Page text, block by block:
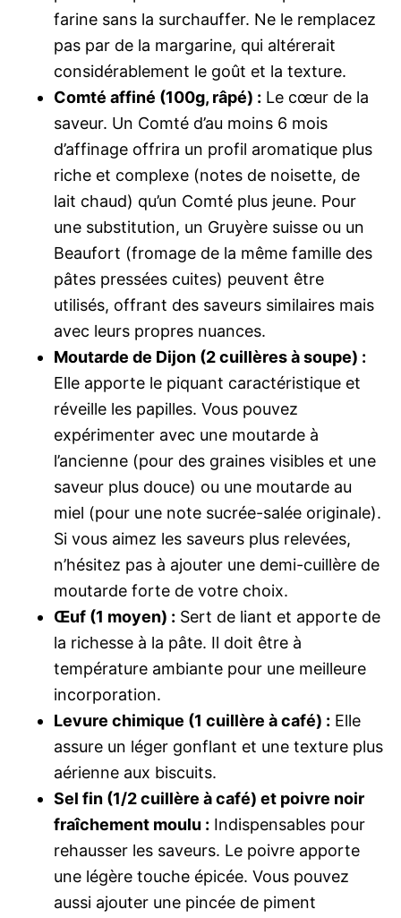
farine sans la surchauffer. Ne le remplacez
pas par de la margarine, qui altérerait
considérablement le goût et la texture.
Comté affiné (100g, râpé) : Le cœur de la
saveur. Un Comté d’au moins 6 mois
d’affinage offrira un profil aromatique plus
riche et complexe (notes de noisette, de
lait chaud) qu’un Comté plus jeune. Pour
une substitution, un Gruyère suisse ou un
Beaufort (fromage de la même famille des
pâtes pressées cuites) peuvent être
utilisés, offrant des saveurs similaires mais
avec leurs propres nuances.
Moutarde de Dijon (2 cuillères à soupe) :
Elle apporte le piquant caractéristique et
réveille les papilles. Vous pouvez
expérimenter avec une moutarde à
l’ancienne (pour des graines visibles et une
saveur plus douce) ou une moutarde au
miel (pour une note sucrée-salée originale).
Si vous aimez les saveurs plus relevées,
n’hésitez pas à ajouter une demi-cuillère de
moutarde forte de votre choix.
Œuf (1 moyen) : Sert de liant et apporte de
la richesse à la pâte. Il doit être à
température ambiante pour une meilleure
incorporation.
Levure chimique (1 cuillère à café) : Elle
assure un léger gonflant et une texture plus
aérienne aux biscuits.
Sel fin (1/2 cuillère à café) et poivre noir
fraîchement moulu : Indispensables pour
rehausser les saveurs. Le poivre apporte
une légère touche épicée. Vous pouvez
aussi ajouter une pincée de piment